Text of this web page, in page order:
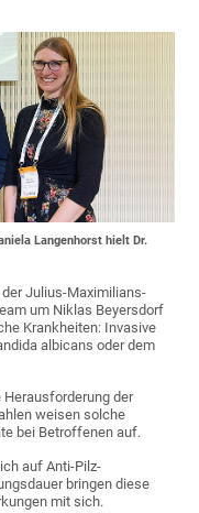
Langenhorst hielt Dr.
Julius-Maximilians-
um Niklas Beyersdorf
Krankheiten: Invasive
albicans oder dem
der
weisen solche
bei Betroffenen auf.
auf Anti-Pilz-
bringen diese
mit sich.